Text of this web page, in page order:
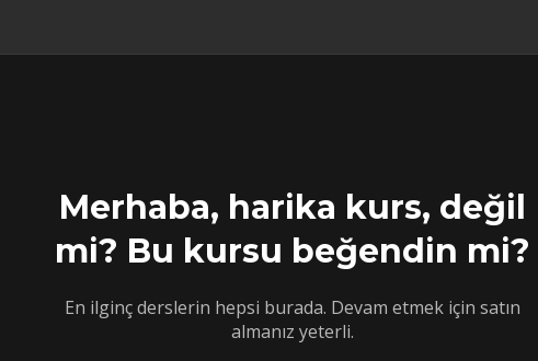
Merhaba, harika kurs, değil
mi? Bu kursu beğendin mi?
En ilginç derslerin hepsi burada. Devam etmek için satın
almanız yeterli.